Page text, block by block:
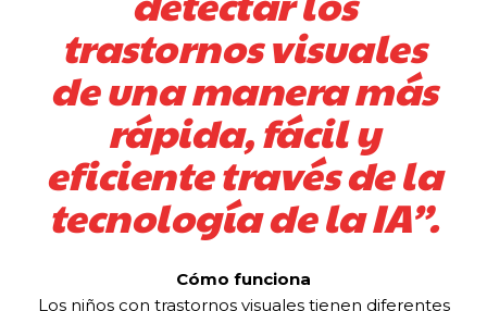
trastornos visuales
de una manera más
rápida, fácil y
eficiente través de la
tecnología de la IA”.
Cómo funciona
Los niños con trastornos visuales tienen diferentes